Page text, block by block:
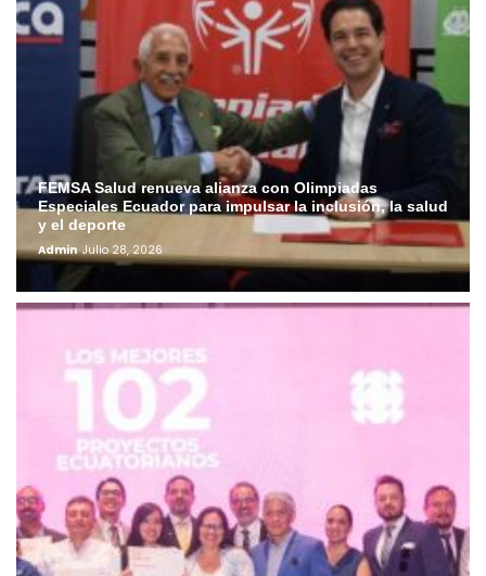
FEMSA Salud renueva alianza con Olimpiadas
Especiales Ecuador para impulsar la inclusión, la salud
y el deporte
Admin Julio 28, 2026